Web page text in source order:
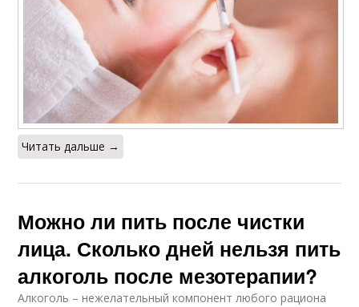
Читать дальше →
Можно ли пить после чистки
лица. Сколько дней нельзя пить
алкоголь после мезотерапии?
Алкоголь – нежелательный компонент любого рациона